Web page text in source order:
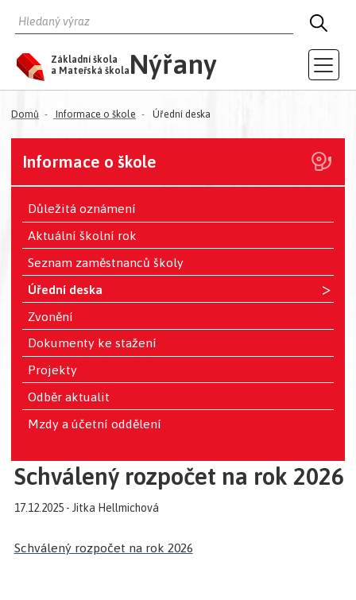
HLEDAT
Základní škola
a Mateřská škola Nýřany
Domů Informace o škole Úřední deska
Informace o škole
Důležitá oznámení
Aktuální školní rok
Seznam zaměstnanců školy
Úřední deska
>
Zvonění
Dokumenty ke stažení
Projekty
Odběr aktualit
Mzdy a účetní oddělení
Schválený rozpočet na rok 2026
17.12.2025 - Jitka Hellmichová
Schválený rozpočet na rok 2026